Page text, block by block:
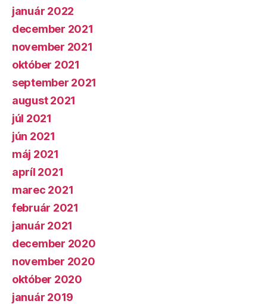
január 2022
december 2021
november 2021
október 2021
september 2021
august 2021
júl 2021
jún 2021
máj 2021
apríl 2021
marec 2021
február 2021
január 2021
december 2020
november 2020
október 2020
január 2019